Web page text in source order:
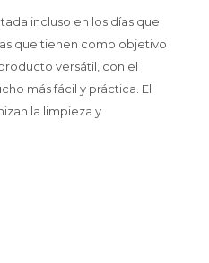
incluso en los días que
que tienen como objetivo
versátil, con el
más fácil y práctica. El
la limpieza y